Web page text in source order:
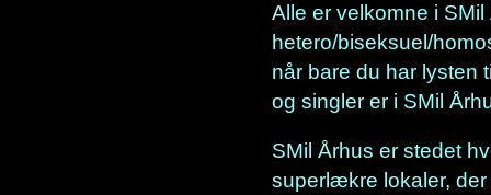
Alle er velkomne i
hetero/biseksuel/
når bare du har lysten
og singler er i SMil
SMil Århus er stedet
superlækre lokaler,